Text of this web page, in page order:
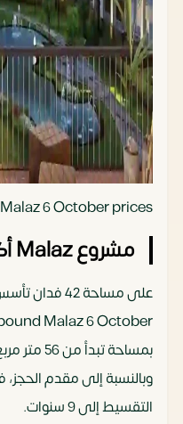
Malaz 6 October prices
مشروع Malaz أكتوبر
التقسيط إلى 9 سنوات.